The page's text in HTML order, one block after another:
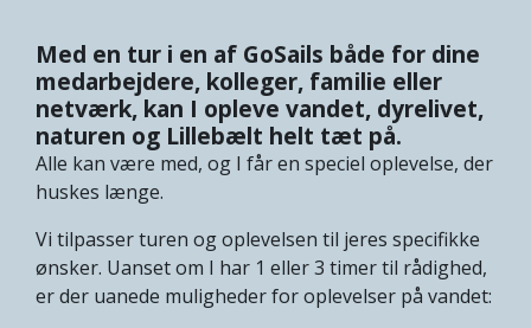
Med en tur i en af GoSails både for dine
medarbejdere, kolleger, familie eller
netværk, kan I opleve vandet, dyrelivet,
naturen og Lillebælt helt tæt på.
Alle kan være med, og I får en speciel oplevelse, der
huskes længe.
Vi tilpasser turen og oplevelsen til jeres specifikke
ønsker. Uanset om I har 1 eller 3 timer til rådighed,
er der uanede muligheder for oplevelser på vandet: